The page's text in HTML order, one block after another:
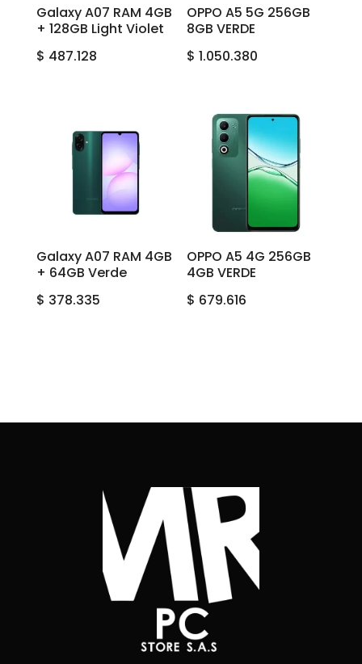
Galaxy A07 RAM 4GB
+ 128GB Light Violet
$ 487.128
OPPO A5 5G 256GB
8GB VERDE
$ 1.050.380
Galaxy A07 RAM 4GB
+ 64GB Verde
$ 378.335
OPPO A5 4G 256GB
4GB VERDE
$ 679.616